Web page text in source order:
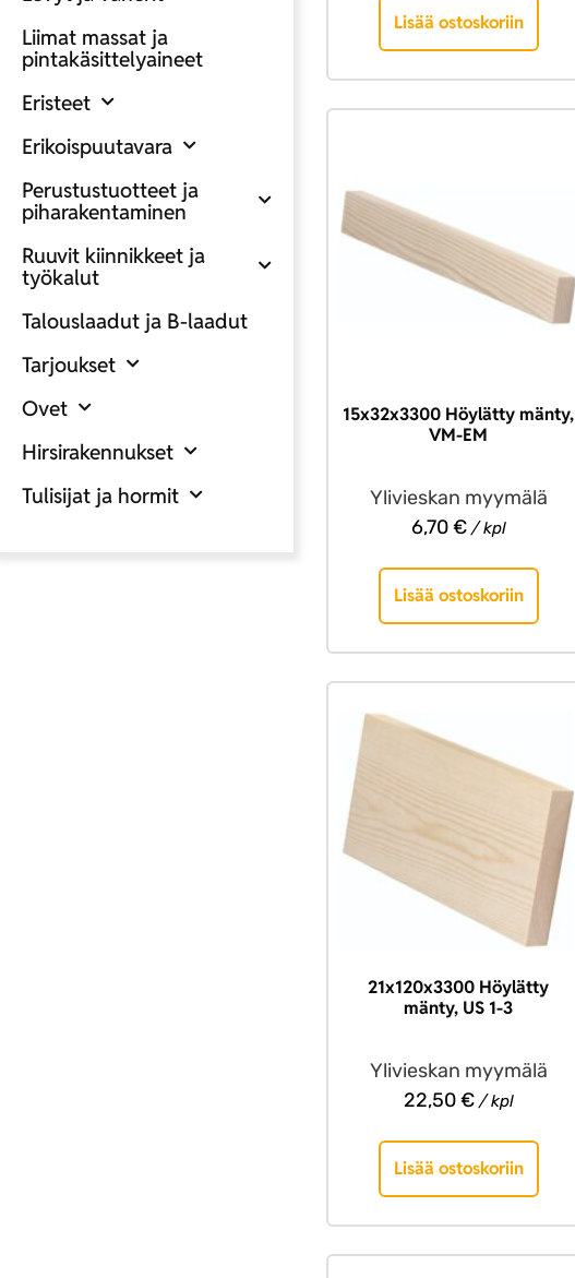
Liimat massat ja
pintakäsittelyaineet
Eristeet
Erikoispuutavara
Perustustuotteet ja
piharakentaminen
Ruuvit kiinnikkeet ja
työkalut
Talouslaadut ja B-laadut
Tarjoukset
Ovet
Hirsirakennukset
Tulisijat ja hormit
Lisää ostoskoriin
15x32x3300 Höylätty mänty,
VM-EM
Ylivieskan myymälä
6,70€/ kpl
Lisää ostoskoriin
21x120x3300 Höylätty
mänty, US 1-3
Ylivieskan myymälä
22,50€/ kpl
Lisää ostoskoriin